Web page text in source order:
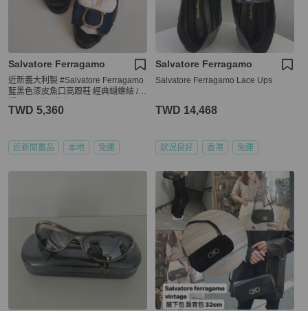
Salvatore Ferragamo
近新義大利製 #Salvatore Ferragamo
藍黑色漆皮魚口高跟鞋 經典蝴蝶結 /
TWD 5,360
近新閒置品 本地 免運
Salvatore Ferragamo
Salvatore Ferragamo Lace Ups
TWD 14,468
狀況良好 香港 免運